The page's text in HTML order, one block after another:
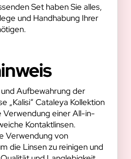
Set haben Sie alles,
und Handhabung Ihrer
Aufbewahrung der
„Kalisi“ Cataleya Kollektion
Verwendung einer All-in-
Kontaktlinsen.
Verwendung von
die Linsen zu reinigen und